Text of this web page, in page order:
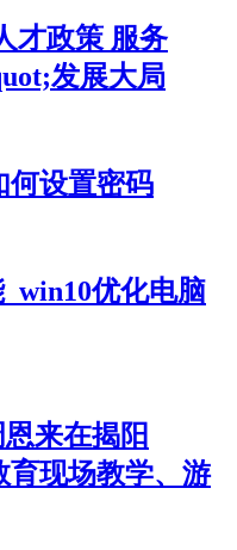
才政策 服务
发展大局
设置密码
优化电脑
来在揭阳
现场教学、游